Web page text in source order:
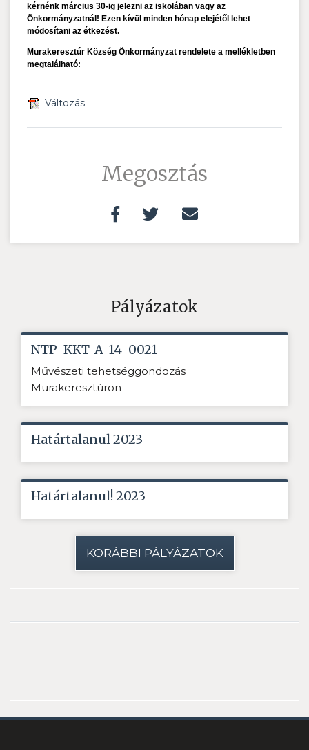
kérnénk március 30-ig jelezni az iskolában vagy az
Önkormányzatnál! Ezen kívül minden hónap elejétől lehet
módosítani az étkezést.
Murakeresztúr Község Önkormányzat rendelete a mellékletben
megtalálható:
Változás
Megosztás
Pályázatok
NTP-KKT-A-14-0021
Művészeti tehetséggondozás
Murakeresztúron
Határtalanul 2023
Határtalanul! 2023
KORÁBBI PÁLYÁZATOK